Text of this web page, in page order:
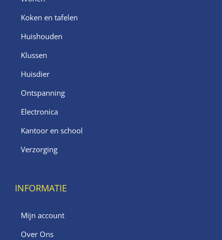
Koken en tafelen
Huishouden
Klussen
Huisdier
Ontspanning
Electronica
Kantoor en school
Verzorging
INFORMATIE
Mijn account
Over Ons